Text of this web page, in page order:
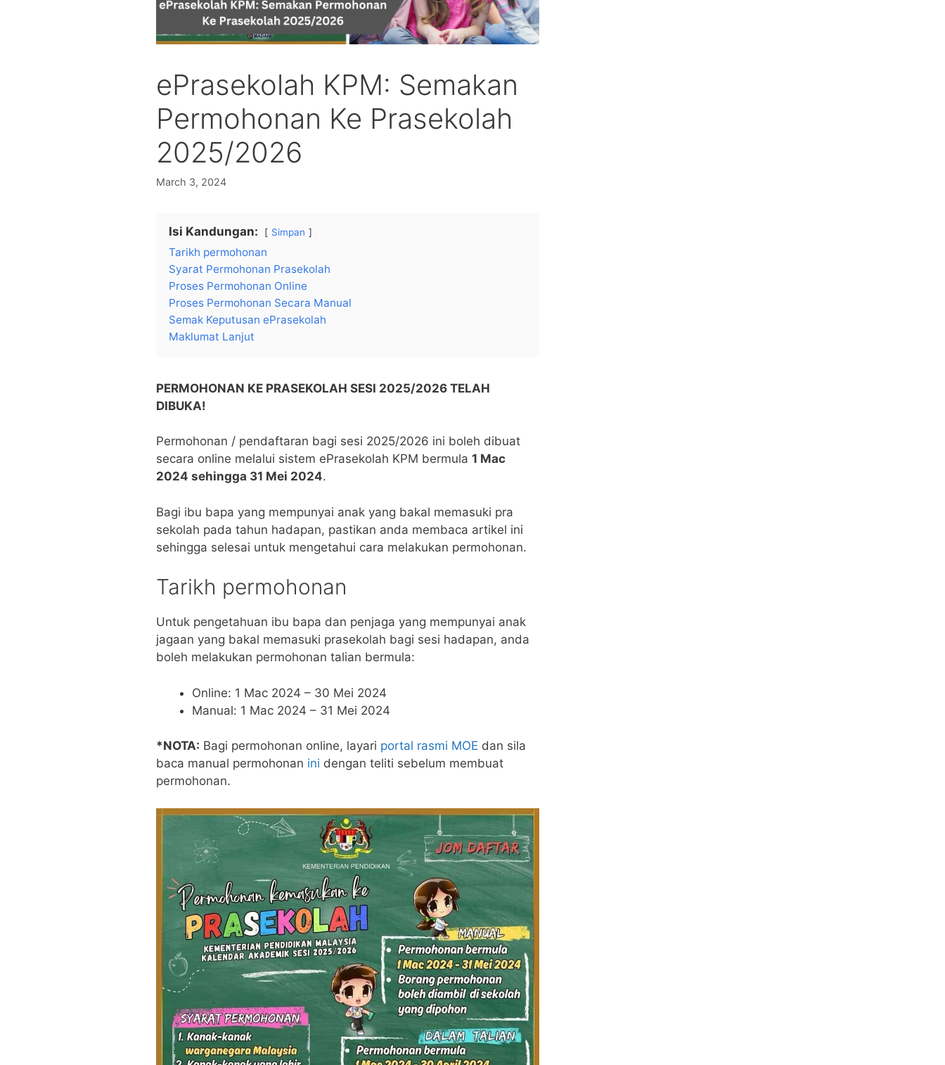
ePrasekolah KPM: Semakan
Permohonan Ke Prasekolah
2025/2026
March 3, 2024
Isi Kandungan: Simpan
Tarikh permohonan
Syarat Permohonan Prasekolah
Proses Permohonan Online
Proses Permohonan Secara Manual
Semak Keputusan ePrasekolah
Maklumat Lanjut
PERMOHONAN KE PRASEKOLAH SESI 2025/2026 TELAH
DIBUKA!
Permohonan / pendaftaran bagi sesi 2025/2026 ini boleh dibuat
secara online melalui sistem ePrasekolah KPM bermula 1 Mac
2024 sehingga 31 Mei 2024.
Bagi ibu bapa yang mempunyai anak yang bakal memasuki pra
sekolah pada tahun hadapan, pastikan anda membaca artikel ini
sehingga selesai untuk mengetahui cara melakukan permohonan.
Tarikh permohonan
Untuk pengetahuan ibu bapa dan penjaga yang mempunyai anak
jagaan yang bakal memasuki prasekolah bagi sesi hadapan, anda
boleh melakukan permohonan talian bermula:
Online: 1 Mac 2024 – 30 Mei 2024
Manual: 1 Mac 2024 – 31 Mei 2024
*NOTA: Bagi permohonan online, layari portal rasmi MOE dan sila
baca manual permohonan ini dengan teliti sebelum membuat
permohonan.